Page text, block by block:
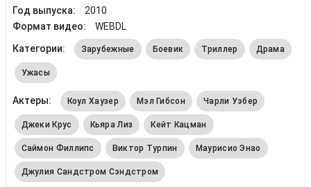
Год выпуска:
2010
Формат видео:
WEBDL
Категории:
Зарубежные Боевик Триллер Драма
Ужасы
Актеры: Коул Хаузер Мэл Гибсон Чарли Уэбер
Джеки Крус Кьяра Лиз Кейт Кацман
Саймон Филлипс Виктор Турпин Маурисио Энао
Джулия Сандстром Сэндстром